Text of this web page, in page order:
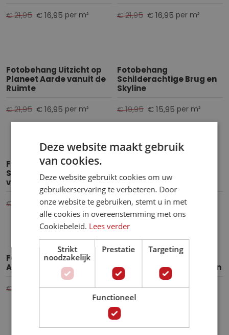
€ 16,95 per m²
€ 21,95
€ 16,95 per m²
€ 21,95
Fotobehang Uitzicht op
Planeet Aarde vanuit de
Ruimte
€ 16,95 per m²
€ 21,95
Fotobehang
Schilderachtige Brug en
Skyline
€ 15,95 per m²
€ 19,95
Fotobehang
Schilderachtige Straten
van Parijs
€ 15,95 per m²
€ 19,95
Landschap
€ 15,95 per m²
€ 19,95
Fotobehang Bloemen in
Aquarel
€ 15,95 per m²
€ 19,95
Fotobehang
Schilderachtige Bloemen
€ 15,95 per m²
€ 19,95
Deze website maakt gebruik
van cookies.
Deze website gebruikt cookies om uw
gebruikerservaring te verbeteren. Door
onze website te gebruiken, stemt u in met
alle cookies in overeenstemming met ons
Cookiebeleid. Lees verder
Strikt
noodzakelijk
Prestatie Targeting
Functioneel